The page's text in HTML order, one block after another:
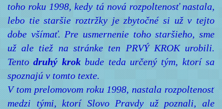
toho roku 1998, kedy tá nová rozpoltenosť nastala,
lebo tie staršie roztržky je zbytočné si už v tejto
dobe všímať. Pre usmernenie toho staršieho, sme
už ale tiež na stránke ten PRVÝ KROK urobili.
Tentodruhý krokbude teda určený tým, ktorí sa
spoznajú v tomto texte.
V tom prelomovom roku 1998, nastala rozpoltenosť
medzi tými, ktorí Slovo Pravdy už poznali, ale